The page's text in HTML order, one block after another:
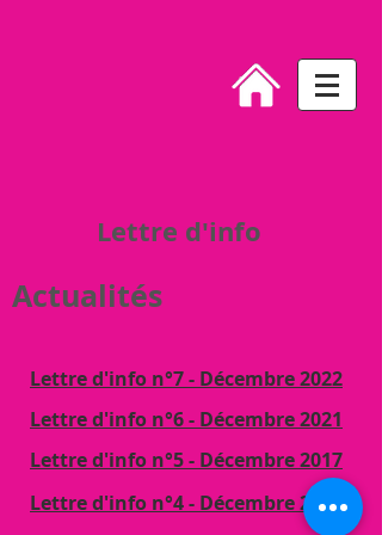
Lettre d'info
Actualités
Lettre d'info n°7- Décembre 2022
Lettre d'info n°6 - Décembre 2021
Lettre d'info n°5 - Décembre 2017
Lettre d'info n°4 - Décembre 2016